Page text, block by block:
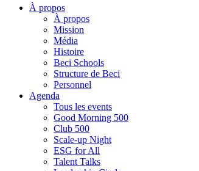
À propos
À propos
Mission
Média
Histoire
Beci Schools
Structure de Beci
Personnel
Agenda
Tous les events
Good Morning 500
Club 500
Scale-up Night
ESG for All
Talent Talks